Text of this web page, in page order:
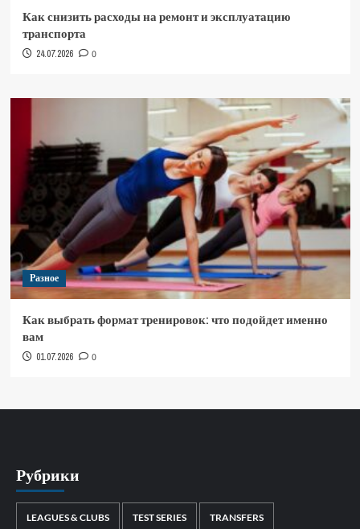
Как снизить расходы на ремонт и эксплуатацию
транспорта
24.07.2026 0
Разное
Как выбрать формат тренировок: что подойдет именно
вам
01.07.2026 0
Рубрики
LEAGUES & CLUBS TEST SERIES TRANSFERS